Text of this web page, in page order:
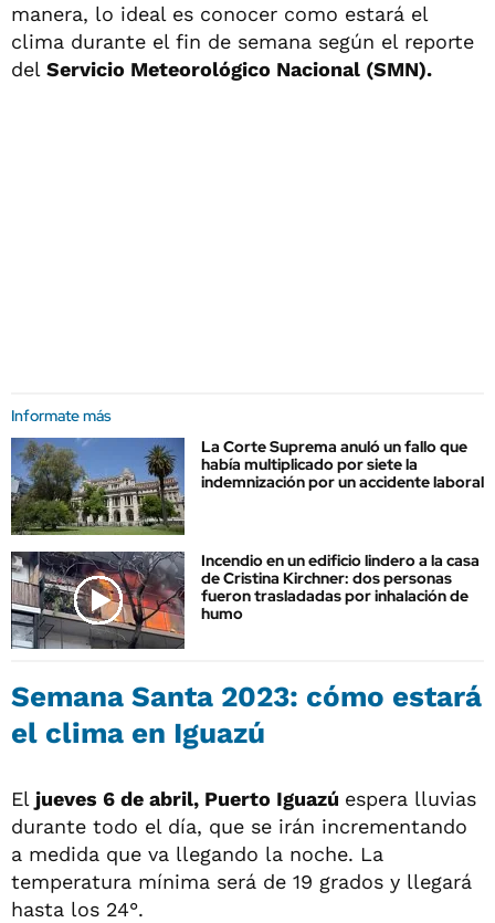
manera, lo ideal es conocer como estará el
clima durante el fin de semana según el reporte
del Servicio Meteorológico Nacional (SMN).
Informate más
La Corte Suprema anuló un fallo que
había multiplicado por siete la
indemnización por un accidente laboral
Incendio en un edificio lindero a la casa
de Cristina Kirchner: dos personas
fueron trasladadas por inhalación de
humo
Semana Santa 2023: cómo estará
el clima en Iguazú
El jueves 6 de abril, Puerto Iguazú espera lluvias
durante todo el día, que se irán incrementando
a medida que va llegando la noche. La
temperatura mínima será de 19 grados y llegará
hasta los 24°.